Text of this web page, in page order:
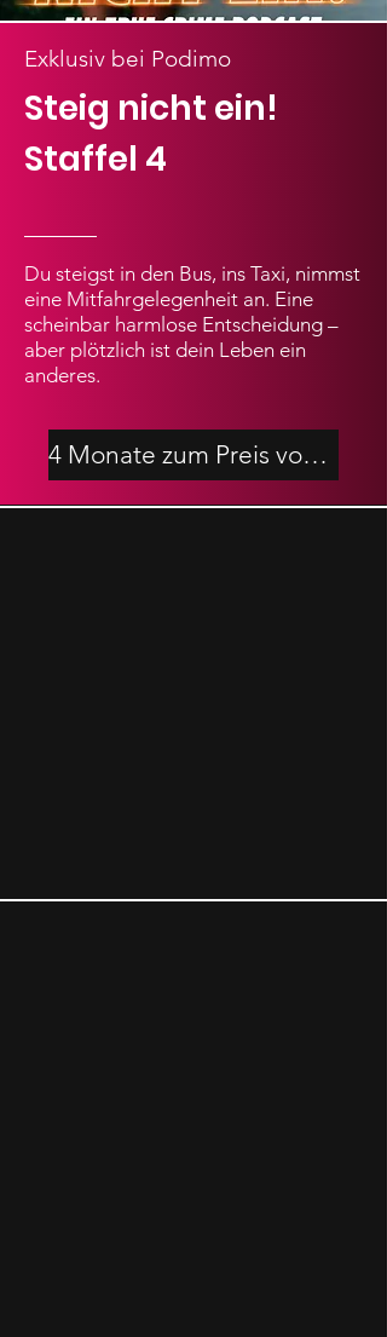
Exklusiv bei Podimo
Steig nicht ein!
Staffel 4
Du steigst in den Bus, ins Taxi, nimmst
eine Mitfahrgelegenheit an. Eine
scheinbar harmlose Entscheidung –
aber plötzlich ist dein Leben ein
anderes.
4 Monate zum Preis von 2